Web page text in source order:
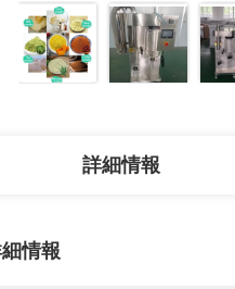
詳細情報
情報